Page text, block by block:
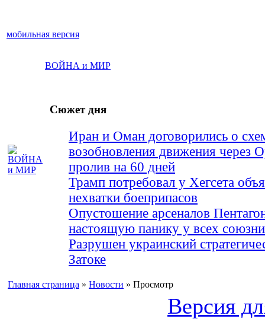
мобильная версия
ВОЙНА и МИР
Сюжет дня
Иран и Оман договорились о
возобновления движения через
пролив на 60 дней
Трамп потребовал у Хегсета
нехватки боеприпасов
Опустошение арсеналов
настоящую панику у всех
Разрушен украинский
Затоке
Главная страница » Новости » Просмотр
Версия